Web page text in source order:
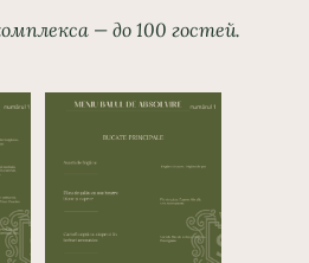
— до 100 гостей.